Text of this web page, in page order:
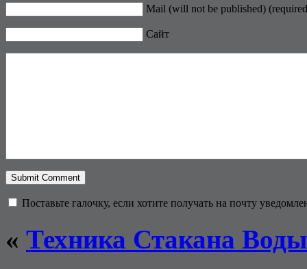
Mail (will not be published)
Сайт
Поставьте галочку, если хотите получать на почту
« Техника Стакана